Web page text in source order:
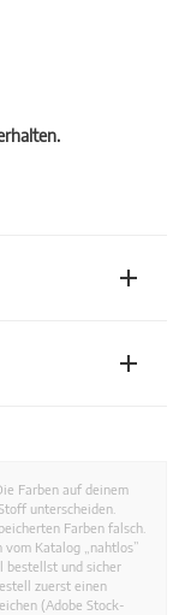
Farben auf deinem
unterscheiden.
Farben falsch.
Katalog „nahtlos”
bestellst und sicher
zuerst einen
(Adobe Stock-